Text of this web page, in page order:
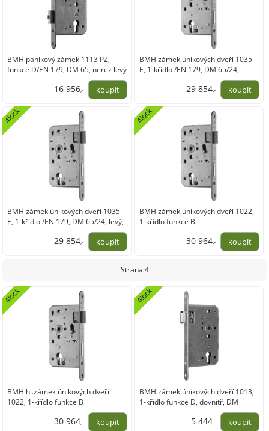
BMH panikový zámek 1113 PZ,
funkce D/EN 179, DM 65, nerez levý
16 956,-
BMH zámek únikových dveří 1035
E, 1-křídlo /EN 179, DM 65/24,
29 854,-
BMH zámek únikových dveří 1035
E, 1-křídlo /EN 179, DM 65/24, levý,
4lock
29 854,-
BMH zámek únikových dveří 1022,
1-křídlo funkce B
dovnitř,levý,DM65,nerez
4lock
30 964,-
Strana 4
BMH hl.zámek únikových dveří
1022, 1-křídlo funkce B
dovnitř,pravý,DM65,nerez
4lock
30 964,-
BMH zámek únikových dveří 1013,
1-křídlo funkce D, dovnitř, DM
4lock
5 444,-